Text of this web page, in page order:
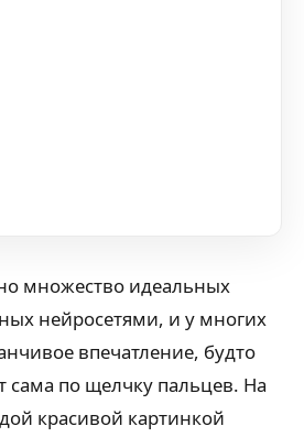
множество идеальных
нейросетями, и у многих
впечатление, будто
сама по щелчку пальцев. На
красивой картинкой